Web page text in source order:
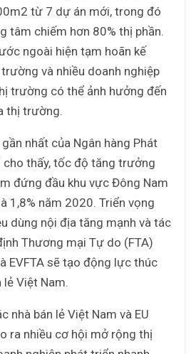
từ 7 dự án mới, trong đó
tâm chiếm hơn 80% thị phần.
ngoài hiện tạm hoãn kế
và nhiều doanh nghiệp
trường có thể ảnh hưởng đến
thị trường.
nhất của Ngân hàng Phát
cho thấy, tốc độ tăng trưởng
đứng đầu khu vực Đông Nam
1,8% năm 2020. Triển vọng
dùng nội địa tăng mạnh và tác
Thương mại Tự do (FTA)
EVFTA sẽ tạo động lực thúc
lẻ Việt Nam.
nhà bán lẻ Việt Nam và EU
ra nhiều cơ hội mở rộng thị